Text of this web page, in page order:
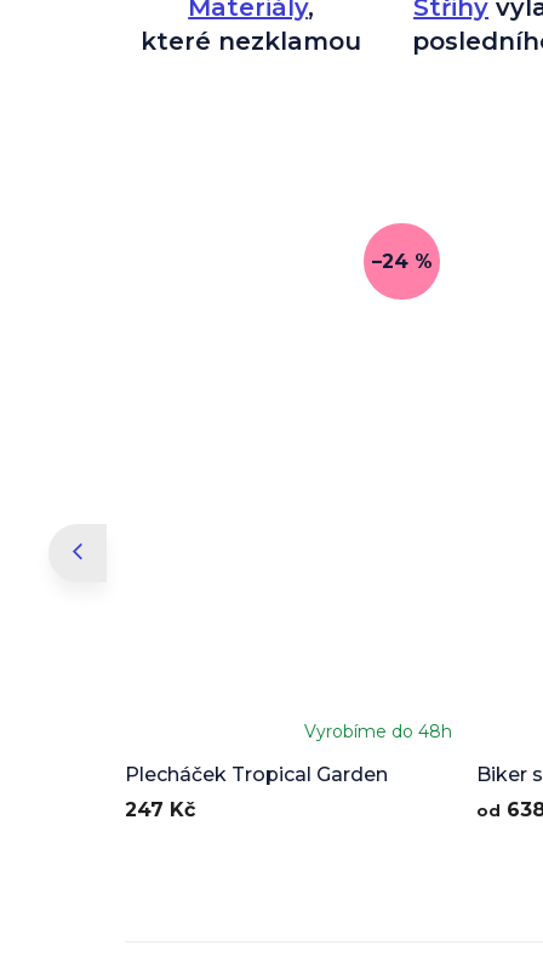
Materiály,
které nezklamou
Střihy
–24 %
Plecháček Tropical Garden
hodnocení
je
Vyrobíme do 48h
247 Kč
Biker
od